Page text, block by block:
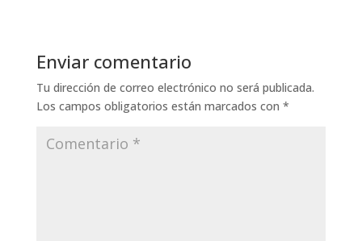
Enviar comentario
Tu dirección de correo electrónico no será publicada.
Los campos obligatorios están marcados con *